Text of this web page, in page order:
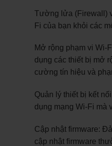
Tường lửa (Firewall)
Fi của bạn khỏi các
Mở rộng phạm vi Wi-
dụng các thiết bị mở
cường tín hiệu và
Quản lý thiết bị kết
dụng mạng Wi-Fi mà
Cập nhật firmware:
cập nhật firmware